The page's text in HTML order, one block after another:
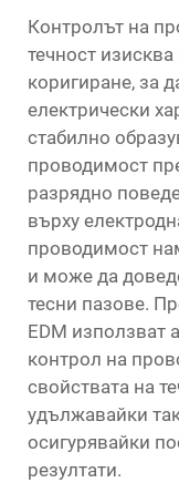
Контролът на
течност
коригиране, за
електрически
стабилно
проводимост
разрядно
върху
проводимост
и може да
тесни пазове.
EDM използват
контрол на
свойствата на
удължавайки
осигурявайки
резултати.